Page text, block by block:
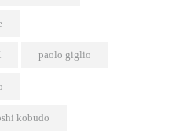
paolo giglio
kobudo